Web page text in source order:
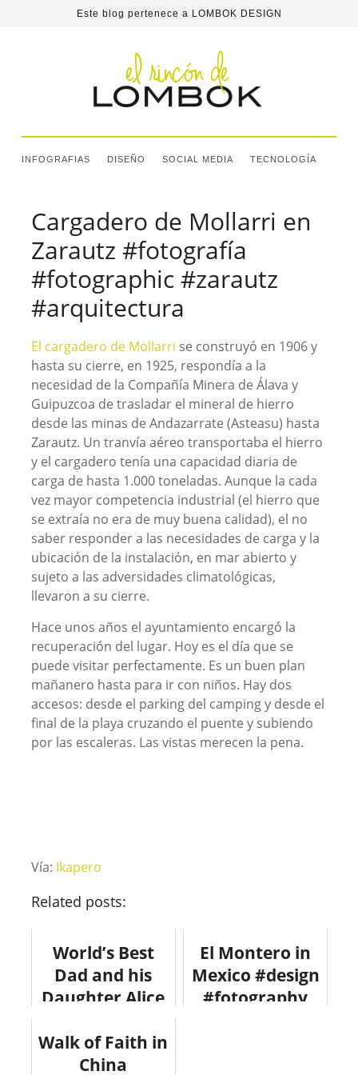
Este blog pertenece a LOMBOK DESIGN
INFOGRAFIAS DISEÑO SOCIAL MEDIA TECNOLOGÍA
Cargadero de Mollarri en
Zarautz #fotografía
#fotographic #zarautz
#arquitectura
El cargadero de Mollarri se construyó en 1906 y
hasta su cierre, en 1925, respondía a la
necesidad de la Compañía Minera de Álava y
Guipuzcoa de trasladar el mineral de hierro
desde las minas de Andazarrate (Asteasu) hasta
Zarautz. Un tranvía aéreo transportaba el hierro
y el cargadero tenía una capacidad diaria de
carga de hasta 1.000 toneladas. Aunque la cada
vez mayor competencia industrial (el hierro que
se extraía no era de muy buena calidad), el no
saber responder a las necesidades de carga y la
ubicación de la instalación, en mar abierto y
sujeto a las adversidades climatológicas,
llevaron a su cierre.
Hace unos años el ayuntamiento encargó la
recuperación del lugar. Hoy es el día que se
puede visitar perfectamente. Es un buen plan
mañanero hasta para ir con niños. Hay dos
accesos: desde el parking del camping y desde el
final de la playa cruzando el puente y subiendo
por las escaleras. Las vistas merecen la pena.
Vía: Ikapero
Related posts:
World’s Best
Dad and his
Daughter Alice
El Montero in
Mexico #design
#fotography
Walk of Faith in
China